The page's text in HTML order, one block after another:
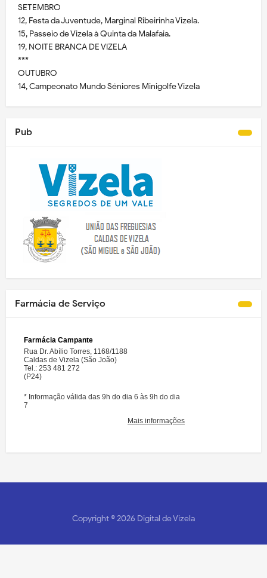
SETEMBRO
12, Festa da Juventude, Marginal Ribeirinha Vizela.
15, Passeio de Vizela à Quinta da Malafaia.
19, NOITE BRANCA DE VIZELA
***
OUTUBRO
14, Campeonato Mundo Séniores Minigolfe Vizela
Pub
Farmácia de Serviço
Copyright ©2026 Digital de Vizela